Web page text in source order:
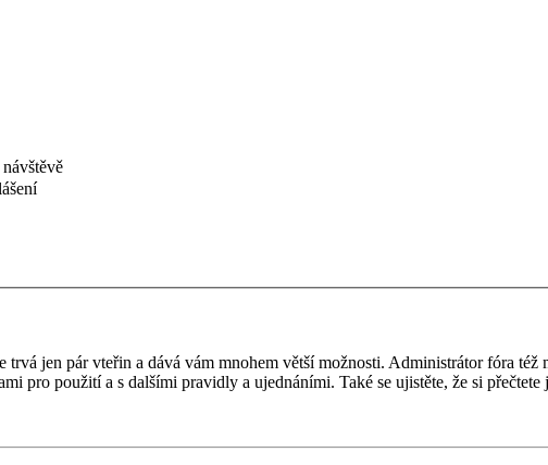
trvá jen pár vteřin a dává vám mnohem větší možnosti. Administrátor fóra
pro použití a s dalšími pravidly a ujednáními. Také se ujistěte, že si